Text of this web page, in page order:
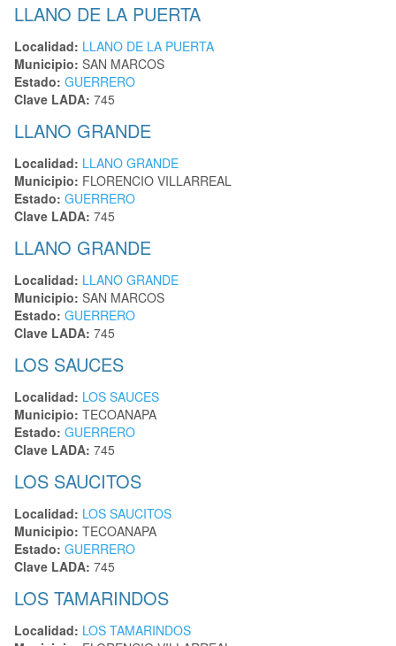
LLANO DE LA PUERTA
Localidad: LLANO DE LA PUERTA
Municipio: SAN MARCOS
Estado: GUERRERO
Clave LADA: 745
LLANO GRANDE
Localidad: LLANO GRANDE
Municipio: FLORENCIO VILLARREAL
Estado: GUERRERO
Clave LADA: 745
LLANO GRANDE
Localidad: LLANO GRANDE
Municipio: SAN MARCOS
Estado: GUERRERO
Clave LADA: 745
LOS SAUCES
Localidad: LOS SAUCES
Municipio: TECOANAPA
Estado: GUERRERO
Clave LADA: 745
LOS SAUCITOS
Localidad: LOS SAUCITOS
Municipio: TECOANAPA
Estado: GUERRERO
Clave LADA: 745
LOS TAMARINDOS
Localidad: LOS TAMARINDOS